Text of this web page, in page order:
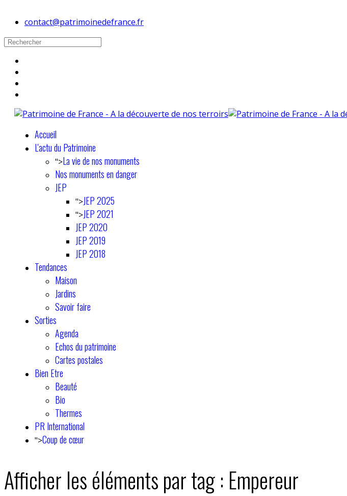
contact@patrimoinedefrance.fr
Accueil
L'actu du Patrimoine
">La vie de nos monuments
Nos monuments en danger
JEP
">JEP 2025
">JEP 2021
JEP 2020
JEP 2019
JEP 2018
Tendances
Maison
Jardins
Savoir faire
Sorties
Agenda
Echos du patrimoine
Cartes postales
Bien Etre
Beauté
Bio
Thermes
PR International
">Coup de cœur
Afficher les éléments par tag : Empereur